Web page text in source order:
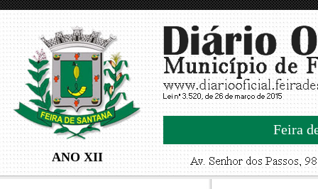
ANO XII
Feira